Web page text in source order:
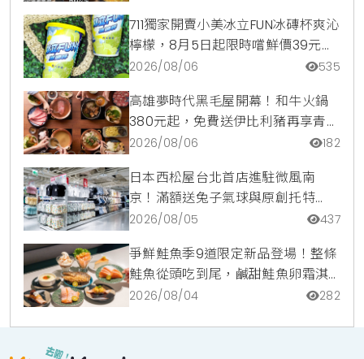
711獨家開賣小美冰立FUN冰磚杯爽沁
檸檬，8月5日起限時嚐鮮價39元特
調咖啡氣泡水超讚
2026/08/06 535
高雄夢時代黑毛屋開幕！和牛火鍋
380元起，免費送伊比利豬再享青森
蘋果冰淇淋加購價。
2026/08/06 182
日本西松屋台北首店進駐微風南
京！滿額送兔子氣球與原創托特
包，指定夏裝享8折優惠
2026/08/05 437
爭鮮鮭魚季9道限定新品登場！整條
鮭魚從頭吃到尾，鹹甜鮭魚卵霜淇
淋開吃，滿額再送限量鮭魚造型扇
2026/08/04 282